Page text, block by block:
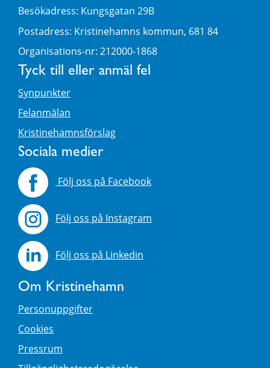
Besökadress: Kungsgatan 29B
Postadress: Kristinehamns kommun, 681 84
Organisations-nr: 212000-1868
Tyck till eller anmäl fel
Synpunkter
Felanmälan
Kristinehamnsförslag
Sociala medier
Följ oss på Facebook
Följ oss på Instagram
Följ oss på Linkedin
Om Kristinehamn
Personuppgifter
Cookies
Pressrum